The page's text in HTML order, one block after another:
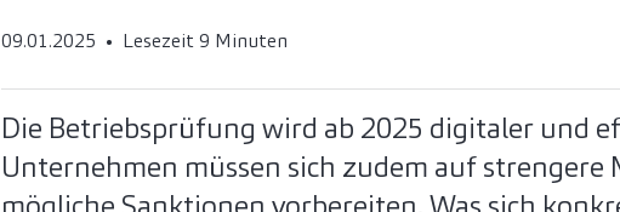
09.01.2025 Lesezeit 9 Minuten
Die Betriebsprüfung wird ab 2025 digitaler und
Unternehmen müssen sich zudem auf